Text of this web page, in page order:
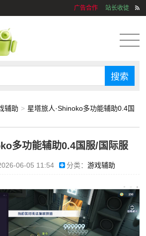
广告合作 站长收徒
辅助 > 星塔旅人·Shinoko多功能辅助0.4国
多功能辅助0.4国服/国际服
06-05 11:54 分类：游戏辅助